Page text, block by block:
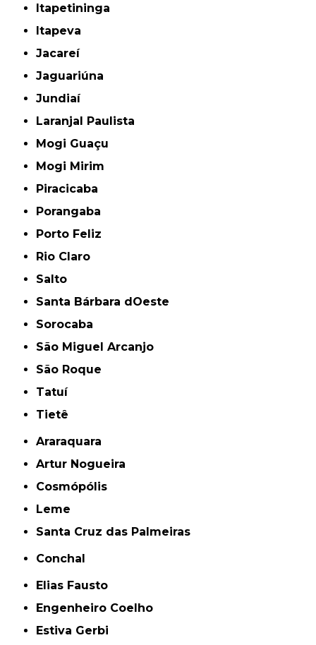
Itapetininga
Itapeva
Jacareí
Jaguariúna
Jundiaí
Laranjal Paulista
Mogi Guaçu
Mogi Mirim
Piracicaba
Porangaba
Porto Feliz
Rio Claro
Salto
Santa Bárbara dOeste
Sorocaba
São Miguel Arcanjo
São Roque
Tatuí
Tietê
Araraquara
Artur Nogueira
Cosmópólis
Leme
Santa Cruz das Palmeiras
Conchal
Elias Fausto
Engenheiro Coelho
Estiva Gerbi